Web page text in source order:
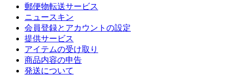
郵便物転送サービス
ニュースキン
会員登録とアカウントの設定
提供サービス
アイテムの受け取り
商品内容の申告
発送について